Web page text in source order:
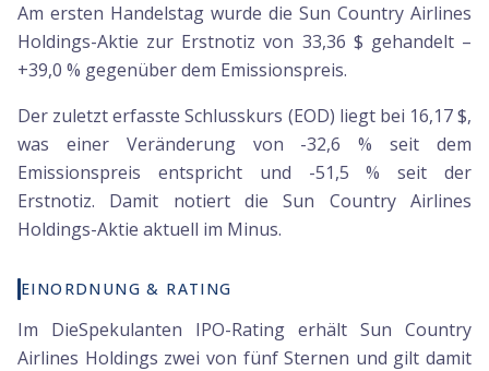
Am ersten Handelstag wurde die Sun Country Airlines
Holdings-Aktie zur Erstnotiz von 33,36 $ gehandelt –
+39,0 % gegenüber dem Emissionspreis.
Der zuletzt erfasste Schlusskurs (EOD) liegt bei 16,17 $,
was einer Veränderung von -32,6 % seit dem
Emissionspreis entspricht und -51,5 % seit der
Erstnotiz. Damit notiert die Sun Country Airlines
Holdings-Aktie aktuell im Minus.
EINORDNUNG & RATING
Im DieSpekulanten IPO-Rating erhält Sun Country
Airlines Holdings zwei von fünf Sternen und gilt damit